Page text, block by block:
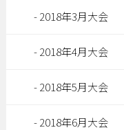
2018年3月大会
2018年4月大会
2018年5月大会
2018年6月大会